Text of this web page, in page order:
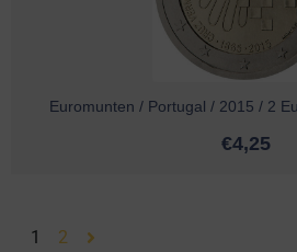
Euromunten / Portugal / 2015 / 2
€4,25
1 2